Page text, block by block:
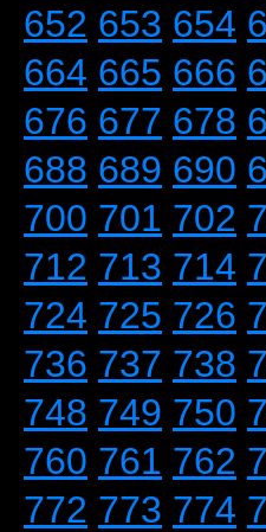
652 653 654
664 665 666
676 677 678
688 689 690
700 701 702
712 713 714
724 725 726
736 737 738
748 749 750
760 761 762
772 773 774